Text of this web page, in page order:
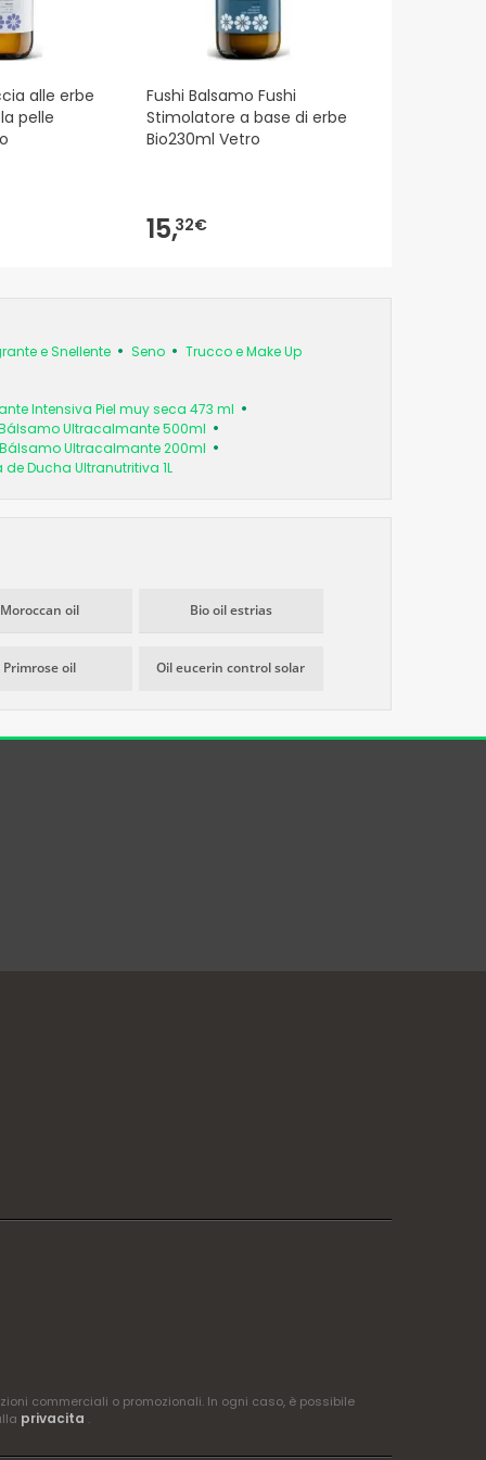
alle erbe
pelle
Fushi Balsamo Fushi
Stimolatore a base di erbe
Bio230ml Vetro
15,32€
e Snellente Seno Trucco e Make Up
Intensiva Piel muy seca 473 ml
Ultracalmante 500ml
Ultracalmante 200ml
Ducha Ultranutritiva 1L
Moroccan oil Bio oil estrias
Primrose oil Oil eucerin control solar
commerciali o promozionali. In ogni caso, è possibile
privacita .